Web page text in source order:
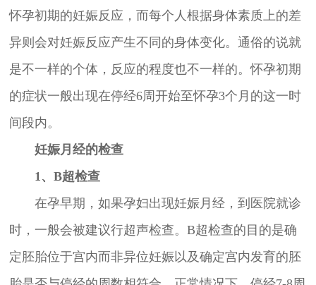
怀孕初期的妊娠反应，而每个人根据身体素质上的差
异则会对妊娠反应产生不同的身体变化。通俗的说就
是不一样的个体，反应的程度也不一样的。怀孕初期
的症状一般出现在停经6周开始至怀孕3个月的这一时
间段内。
妊娠月经的检查
1、B超检查
在孕早期，如果孕妇出现妊娠月经，到医院就诊
时，一般会被建议行超声检查。B超检查的目的是确
定胚胎位于宫内而非异位妊娠以及确定宫内发育的胚